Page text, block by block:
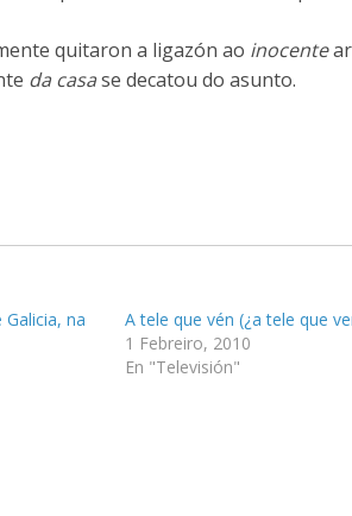
quitaron a ligazón ao inocente
da casase decatou do asunto.
na
A tele que vén (¿a tele que
1 Febreiro, 2010
En "Televisión"